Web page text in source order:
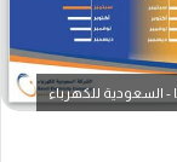
- السعودية للكهرباء